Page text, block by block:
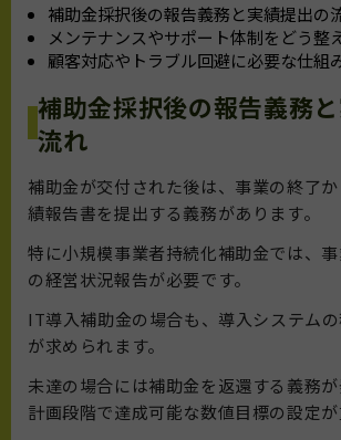
補助金採択後の報告義務と実績提出の
メンテナンスやサポート体制をどう整
顧客対応やトラブル回避に必要な仕組
補助金採択後の報告義務
流れ
補助金が交付された後は、事業の終了
績報告書を提出する義務があります。
特に小規模事業者持続化補助金では、
の経営状況報告が必要です。
IT導入補助金の場合も、導入システム
が求められます。
未達の場合には補助金を返還する義務が
計画段階で達成可能な数値目標の設定が